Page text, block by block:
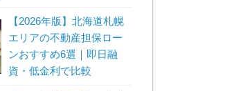
【2026年版】北海道札幌
エリアの不動産担保ロー
ンおすすめ6選｜即日融
資・低金利で比較